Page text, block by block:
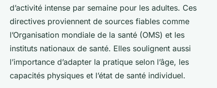
d’activité intense par semaine pour les adultes. Ces
directives proviennent de sources fiables comme
l’Organisation mondiale de la santé (OMS) et les
instituts nationaux de santé. Elles soulignent aussi
l’importance d’adapter la pratique selon l’âge, les
capacités physiques et l’état de santé individuel.